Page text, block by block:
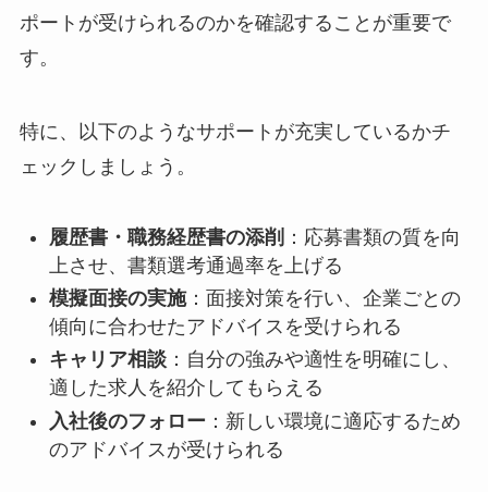
ポートが受けられるのかを確認することが重要で
す。
特に、以下のようなサポートが充実しているかチ
ェックしましょう。
履歴書・職務経歴書の添削 ：応募書類の質を向
上させ、書類選考通過率を上げる
模擬面接の実施：面接対策を行い、企業ごとの
傾向に合わせたアドバイスを受けられる
キャリア相談：自分の強みや適性を明確にし、
適した求人を紹介してもらえる
入社後のフォロー ：新しい環境に適応するため
のアドバイスが受けられる